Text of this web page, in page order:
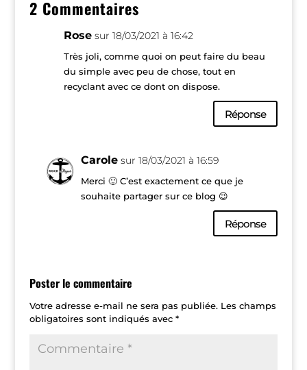
2 Commentaires
Rose sur 18/03/2021 à 16:42
Très joli, comme quoi on peut faire du beau
du simple avec peu de chose, tout en
recyclant avec ce dont on dispose.
Réponse
Carole sur 18/03/2021 à 16:59
Merci 🙂 C’est exactement ce que je
souhaite partager sur ce blog 😉
Réponse
Poster le commentaire
Votre adresse e-mail ne sera pas publiée. Les champs
obligatoires sont indiqués avec *